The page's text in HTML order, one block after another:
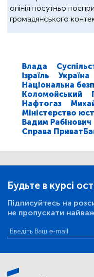
опінія посутньо
громадянського
Влада
Ізраїль
Україна
Національна
Коломойський
Нафтогаз
Міністерство
Вадим Рабінович
Справа
Будьте в курсі
Підписуйтесь на
не пропускати